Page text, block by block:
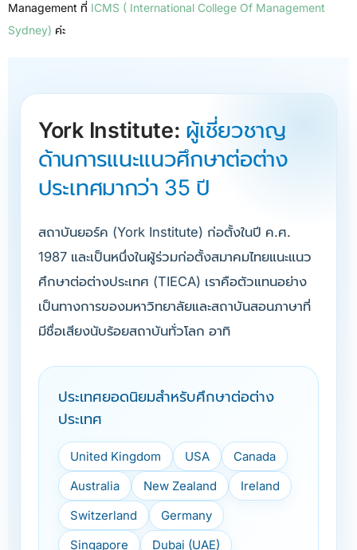
Management ที่ ICMS ( International College Of Management
Sydney) ค่ะ
York Institute: ผู้เชี่ยวชาญ
ด้านการแนะแนวศึกษาต่อต่าง
ประเทศมากว่า 35 ปี
สถาบันยอร์ค (York Institute) ก่อตั้งในปี ค.ศ.
1987 และเป็นหนึ่งในผู้ร่วมก่อตั้งสมาคมไทยแนะแนว
ศึกษาต่อต่างประเทศ (TIECA) เราคือตัวแทนอย่าง
เป็นทางการของมหาวิทยาลัยและสถาบันสอนภาษาที่
มีชื่อเสียงนับร้อยสถาบันทั่วโลก อาทิ
ประเทศยอดนิยมสำหรับศึกษาต่อต่าง
ประเทศ
United Kingdom USA
Canada
Australia
New Zealand
Ireland
Switzerland
Germany
Singapore
Dubai (UAE)